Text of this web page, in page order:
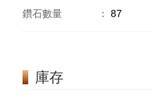
鑽石數量 ： 87
庫存